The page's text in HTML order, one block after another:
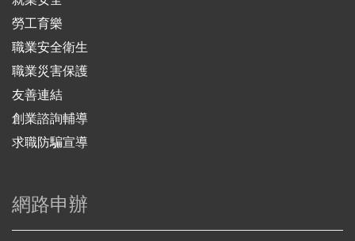
勞工育樂
職業安全衛生
職業災害保護
友善連結
創業諮詢輔導
求職防騙宣導
網路申辦